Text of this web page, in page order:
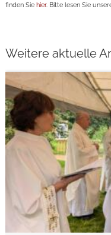
finden Sie hier. Bitte lesen Sie
Weitere aktuelle